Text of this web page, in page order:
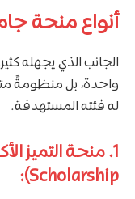
أنواع منحة
الجانب الذي يجهله
واحدة، بل منظومةً
له فئته المستهدفة.
Scholarship):